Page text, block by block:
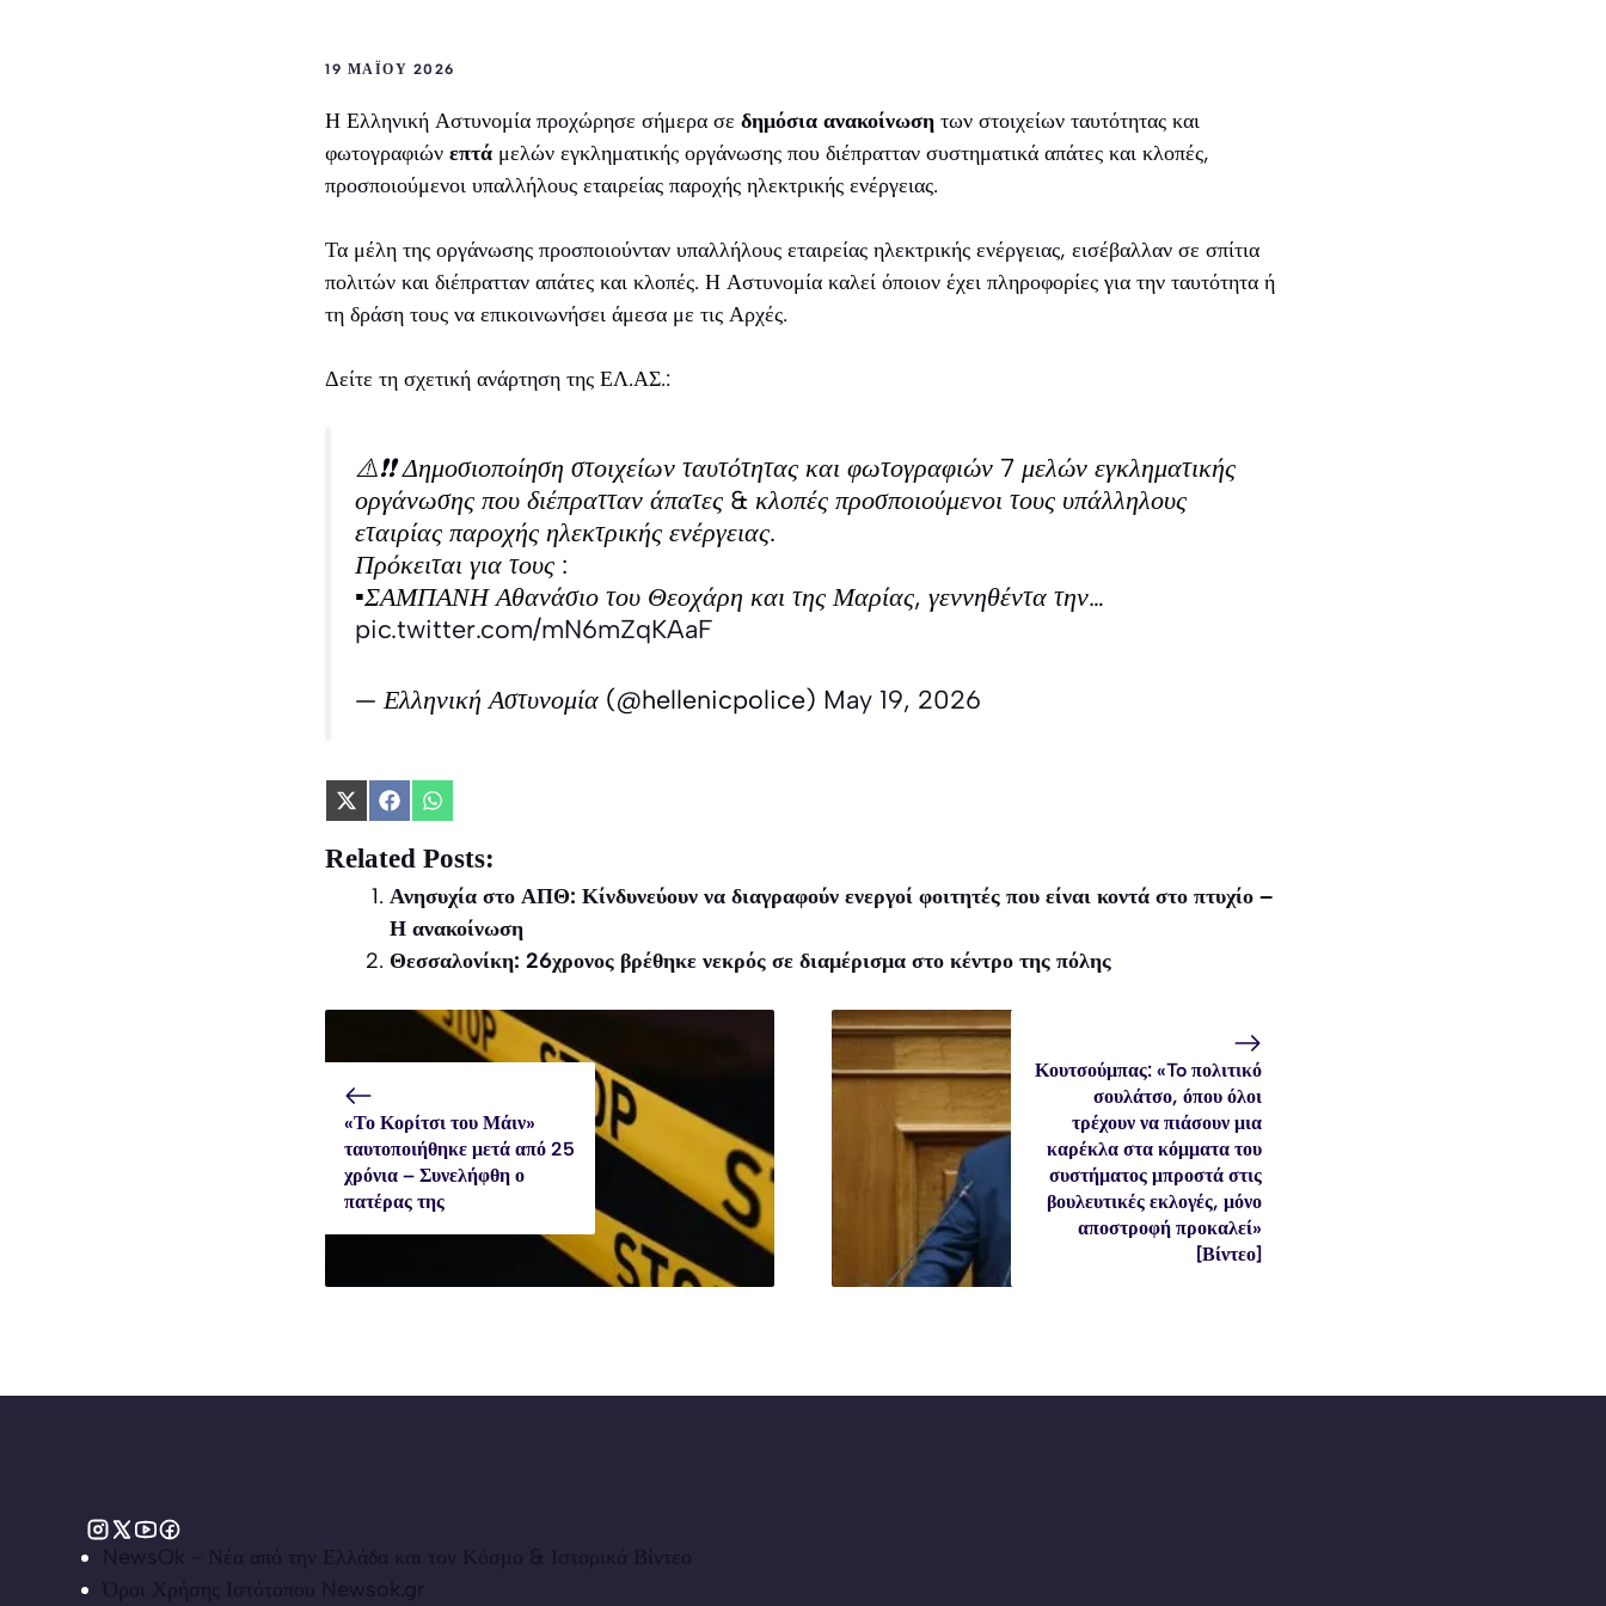
19 ΜΑΪ́ΟΥ 2026
Η Ελληνική Αστυνομία προχώρησε σήμερα σε δημόσια ανακοίνωση των στοιχείων ταυτότητας και
φωτογραφιών επτά μελών εγκληματικής οργάνωσης που διέπρατταν συστηματικά απάτες και κλοπές,
προσποιούμενοι υπαλλήλους εταιρείας παροχής ηλεκτρικής ενέργειας.
Τα μέλη της οργάνωσης προσποιούνταν υπαλλήλους εταιρείας ηλεκτρικής ενέργειας, εισέβαλλαν σε σπίτια
πολιτών και διέπρατταν απάτες και κλοπές. Η Αστυνομία καλεί όποιον έχει πληροφορίες για την ταυτότητα ή
τη δράση τους να επικοινωνήσει άμεσα με τις Αρχές.
Δείτε τη σχετική ανάρτηση της ΕΛ.ΑΣ.:
⚠️❗❗ Δημοσιοποίηση στοιχείων ταυτότητας και φωτογραφιών 7 μελών εγκληματικής
οργάνωσης που διέπρατταν άπατες & κλοπές προσποιούμενοι τους υπάλληλους
εταιρίας παροχής ηλεκτρικής ενέργειας.
Πρόκειται για τους :
▪️ΣΑΜΠΑΝΗ Αθανάσιο του Θεοχάρη και της Μαρίας, γεννηθέντα την…
pic.twitter.com/mN6mZqKAaF
— Ελληνική Αστυνομία (@hellenicpolice) May 19, 2026
Share
X
(Twitter)
Share
Facebook
Share
WhatsApp
Related Posts:
Ανησυχία στο ΑΠΘ: Κίνδυνεύουν να διαγραφούν ενεργοί φοιτητές που είναι κοντά στο πτυχίο –
Η ανακοίνωση
Θεσσαλονίκη: 26χρονος βρέθηκε νεκρός σε διαμέρισμα στο κέντρο της πόλης
«Το Κορίτσι του Μάιν»
ταυτοποιήθηκε μετά από 25
χρόνια – Συνελήφθη ο
πατέρας της
Κουτσούμπας: «To πολιτικό
σουλάτσο, όπου όλοι
τρέχουν να πιάσουν μια
καρέκλα στα κόμματα του
συστήματος μπροστά στις
βουλευτικές εκλογές, μόνο
αποστροφή προκαλεί»
[Βίντεο]
NewsOk - Νέα από την Ελλάδα και τον Κόσμο & Ιστορικά Βίντεο
Όροι Χρήσης Ιστότοπου Newsok.gr